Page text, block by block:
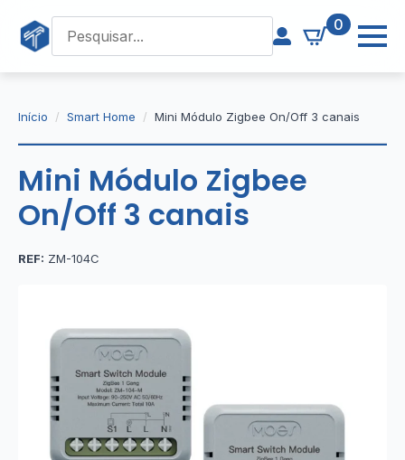
0
Início Smart Home Mini Módulo Zigbee On/Off 3 canais
Mini Módulo Zigbee
On/Off 3 canais
REF: ZM-104C